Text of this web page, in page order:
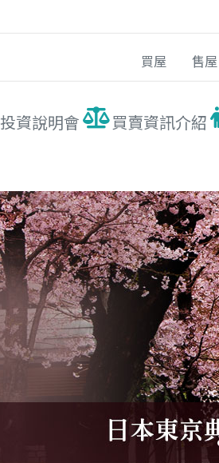
買屋 售屋
投資說明會 買賣資訊介紹